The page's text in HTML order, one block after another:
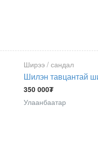
Ширээ / сандал
Шилэн тавцантай
350 000₮
Улаанбаатар